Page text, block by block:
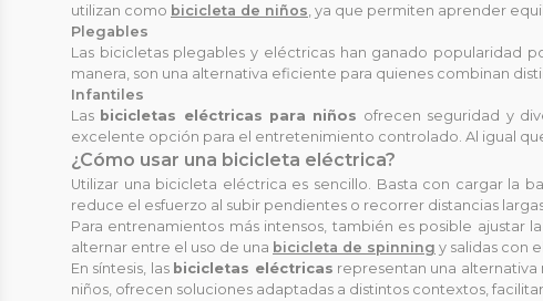
utilizan como bicicleta de niños, ya que permiten aprender
Plegables
Las bicicletas plegables y eléctricas han ganado popularidad
manera, son una alternativa eficiente para quienes combinan
Infantiles
Las bicicletas eléctricas para niños ofrecen seguridad y
excelente opción para el entretenimiento controlado. Al igual
¿Cómo usar una bicicleta eléctrica?
Utilizar una bicicleta eléctrica es sencillo. Basta con cargar la
reduce el esfuerzo al subir pendientes o recorrer distancias
Para entrenamientos más intensos, también es posible ajustar
alternar entre el uso de una bicicleta de spinning y salidas con
En síntesis, las bicicletas eléctricas representan una alternativa
niños, ofrecen soluciones adaptadas a distintos contextos,